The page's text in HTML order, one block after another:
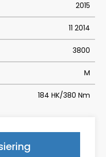
2015
11 2014
3800
M
184 HK/380 Nm